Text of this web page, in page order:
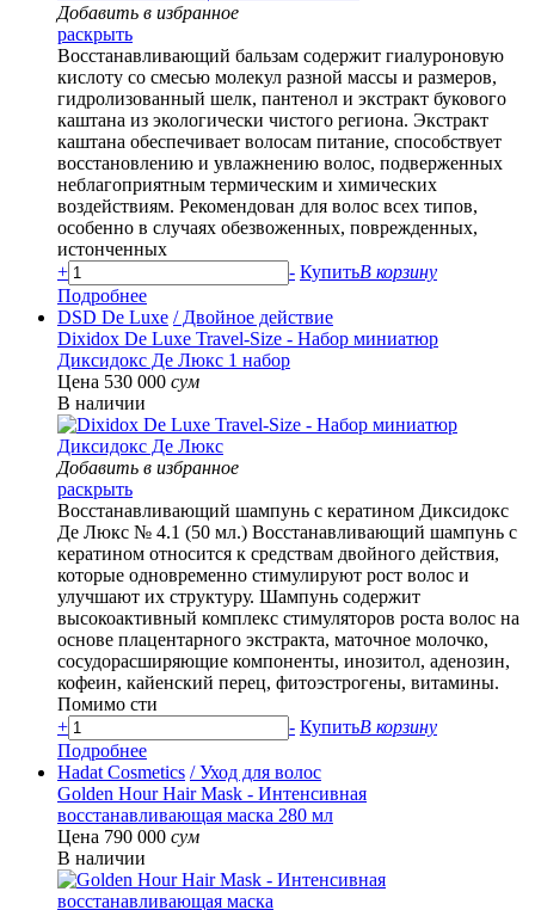
Добавить в избранное
раскрыть
Восстанавливающий бальзам содержит гиалуроновую
кислоту со смесью молекул разной массы и размеров,
гидролизованный шелк, пантенол и экстракт букового
каштана из экологически чистого региона. Экстракт
каштана обеспечивает волосам питание, способствует
восстановлению и увлажнению волос, подверженных
неблагоприятным термическим и химических
воздействиям. Рекомендован для волос всех типов,
особенно в случаях обезвоженных, поврежденных,
истонченных
+
- КупитьВ корзину
Подробнее
DSD De Luxe / Двойное действие
Dixidox De Luxe Travel-Size - Набор миниатюр
Диксидокс Де Люкс 1 набор
Цена 530 000 сум
В наличии
Добавить в избранное
раскрыть
Восстанавливающий шампунь с кератином Диксидокс
Де Люкс № 4.1 (50 мл.) Восстанавливающий шампунь с
кератином относится к средствам двойного действия,
которые одновременно стимулируют рост волос и
улучшают их структуру. Шампунь содержит
высокоактивный комплекс стимуляторов роста волос на
основе плацентарного экстракта, маточное молочко,
сосудорасширяющие компоненты, инозитол, аденозин,
кофеин, кайенский перец, фитоэстрогены, витамины.
Помимо сти
+
- КупитьВ корзину
Подробнее
Hadat Cosmetics / Уход для волос
Golden Hour Hair Mask - Интенсивная
восстанавливающая маска 280 мл
Цена 790 000 сум
В наличии